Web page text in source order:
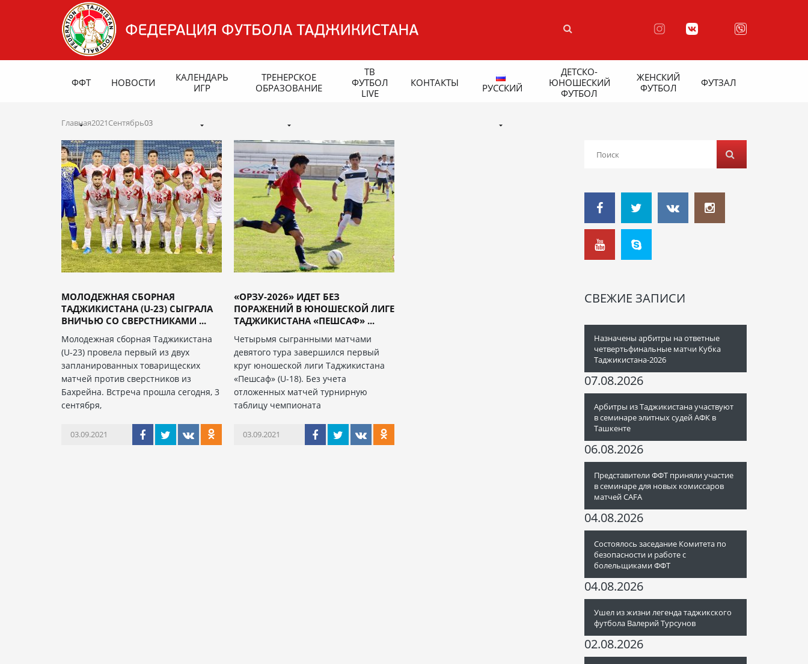
ФФТ НОВОСТИ
КАЛЕНДАРЬ
ИГР
ТРЕНЕРСКОЕ
ОБРАЗОВАНИЕ
ТВ
ФУТБОЛ
LIVE
КОНТАКТЫ РУССКИЙ
ДЕТСКО-
ЮНОШЕСКИЙ
ФУТБОЛ
ЖЕНСКИЙ
ФУТБОЛ
ФУТЗАЛ
Главная2021Сентябрь03
МОЛОДЕЖНАЯ СБОРНАЯ
ТАДЖИКИСТАНА (U-23) СЫГРАЛА
ВНИЧЬЮ СО СВЕРСТНИКАМИ ...
Молодежная сборная Таджикистана
(U-23) провела первый из двух
запланированных товарищеских
матчей против сверстников из
Бахрейна. Встреча прошла сегодня, 3
сентября,
03.09.2021
«ОРЗУ-2026» ИДЕТ БЕЗ
ПОРАЖЕНИЙ В ЮНОШЕСКОЙ ЛИГЕ
ТАДЖИКИСТАНА «ПЕШСАФ» ...
Четырьмя сыгранными матчами
девятого тура завершился первый
круг юношеской лиги Таджикистана
«Пешсаф» (U-18). Без учета
отложенных матчей турнирную
таблицу чемпионата
03.09.2021
СВЕЖИЕ ЗАПИСИ
Назначены арбитры на ответные
четвертьфинальные матчи Кубка
Таджикистана-2026
07.08.2026
Арбитры из Таджикистана участвуют
в семинаре элитных судей АФК в
Ташкенте
06.08.2026
Представители ФФТ приняли участие
в семинаре для новых комиссаров
матчей CAFA
04.08.2026
Состоялось заседание Комитета по
безопасности и работе с
болельщиками ФФТ
04.08.2026
Ушел из жизни легенда таджикского
футбола Валерий Турсунов
02.08.2026